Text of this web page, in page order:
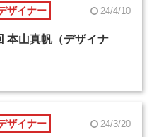
ザイナー 24/4/10
本山真帆（デザイナ
ザイナー 24/3/20